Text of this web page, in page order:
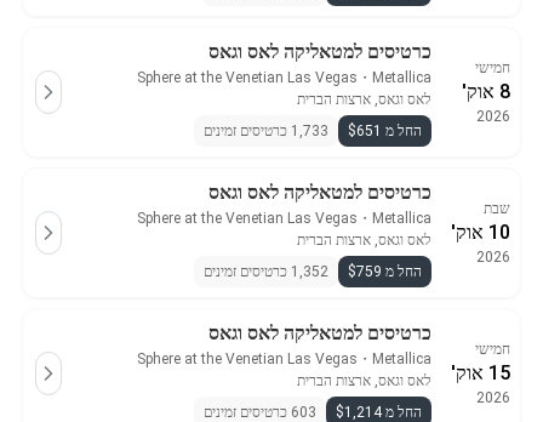
חמישי
8 אוק'
2026
כרטיסים למטאליקה לאס וגאס
Metallica
・
Sphere at the Venetian Las Vegas
לאס וגאס, ארצות הברית
החל מ $651
1,733 כרטיסים זמינים
שבת
10 אוק'
2026
כרטיסים למטאליקה לאס וגאס
Metallica
・
Sphere at the Venetian Las Vegas
לאס וגאס, ארצות הברית
החל מ $759
1,352 כרטיסים זמינים
חמישי
15 אוק'
2026
כרטיסים למטאליקה לאס וגאס
Metallica
・
Sphere at the Venetian Las Vegas
לאס וגאס, ארצות הברית
החל מ $1,214
603 כרטיסים זמינים